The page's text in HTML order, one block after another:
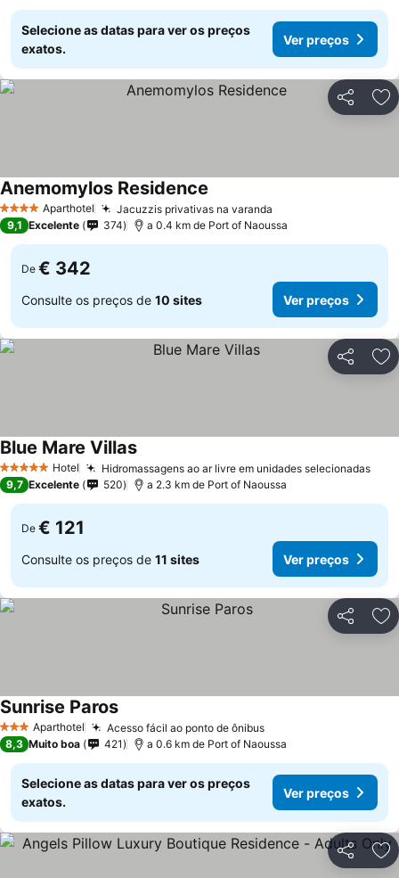
Selecione as datas para ver os preços
exatos.
Ver preços
Partilhar
4 EstrelasAparthotel Jacuzzis privativas na varanda
Anemomylos Residence
9,1 Excelente 374 a 0.4 km de Port of Naoussa
De € 342
Consulte os preços de 10 sites Ver preços
Partilhar
5 Estrelas Hotel Hidromassagens ao ar livre em unidades selecionadasVer
Blue Mare VillasVer preços
9,7 Excelente 520 a 2.3 km de Port of Naoussa
De € 121
Consulte os preços de 11 sites Ver preços
Partilhar
3 EstrelasAparthotel Acesso fácil ao ponto de ônibusVer preços
Sunrise ParosVer preços
8,3 Muito boa 421 a 0.6 km de Port of Naoussa
Selecione as datas para ver os preços
exatos.
Ver preços
Partilhar